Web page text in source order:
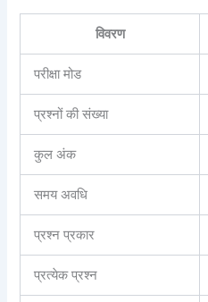
विवरण
परीक्षा मोड
प्रश्नों की संख्या
कुल अंक
समय अवधि
प्रश्न प्रकार
प्रत्येक प्रश्न